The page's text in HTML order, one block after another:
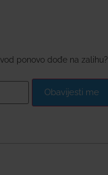
ponovo dođe na zalihu?
Obavijesti me